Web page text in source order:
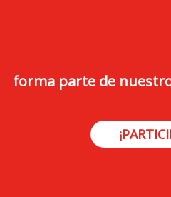
forma parte de